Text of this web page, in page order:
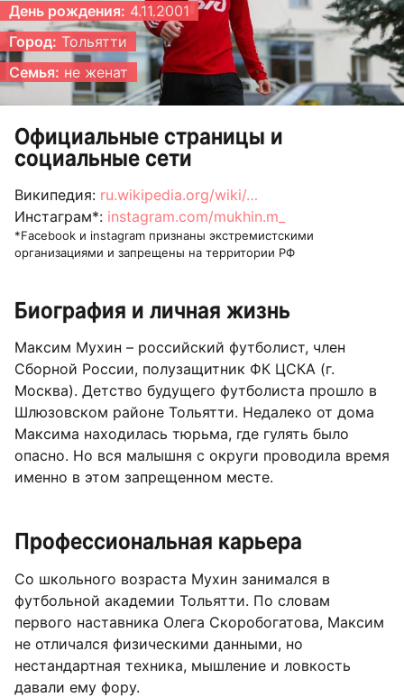
День рождения: 4.11.2001
Город: Тольятти
Семья: не женат
Официальные страницы и
социальные сети
Википедия: ru.wikipedia.org/wiki/…
Инстаграм*: instagram.com/mukhin.m_
*Facebook и instagram признаны экстремистскими
организациями и запрещены на территории РФ
Биография и личная жизнь
Максим Мухин – российский футболист, член
Сборной России, полузащитник ФК ЦСКА (г.
Москва). Детство будущего футболиста прошло в
Шлюзовском районе Тольятти. Недалеко от дома
Максима находилась тюрьма, где гулять было
опасно. Но вся малышня с округи проводила время
именно в этом запрещенном месте.
Профессиональная карьера
Со школьного возраста Мухин занимался в
футбольной академии Тольятти. По словам
первого наставника Олега Скоробогатова, Максим
не отличался физическими данными, но
нестандартная техника, мышление и ловкость
давали ему фору.